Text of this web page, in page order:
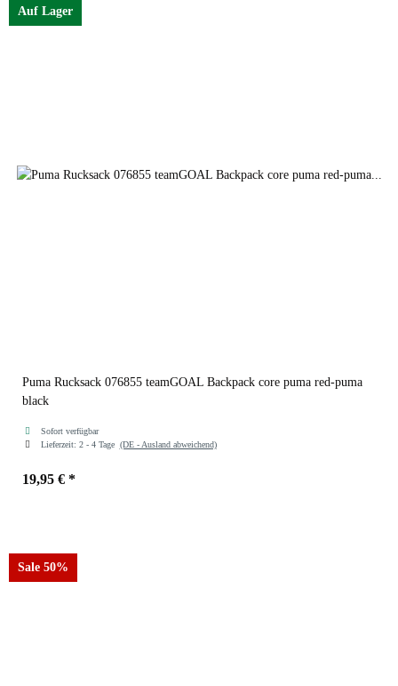
Auf Lager
Puma Rucksack 076855 teamGOAL Backpack core puma red-puma
black
Sofort verfügbar
Lieferzeit: 2 - 4 Tage (DE - Ausland abweichend)
19,95 € *
Sale 50%